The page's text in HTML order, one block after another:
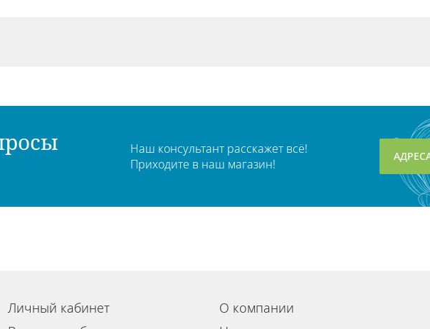
Наш консультант расскажет всё!
Приходите в наш магазин!
Личный кабинет
О компании